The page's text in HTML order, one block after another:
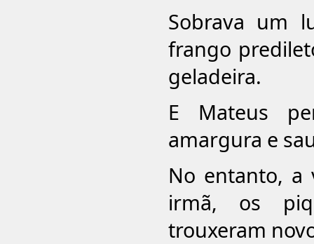
Sobrava um
frango
geladeira.
E Mateus
amargura e
No entanto, a
irmã, os
trouxeram